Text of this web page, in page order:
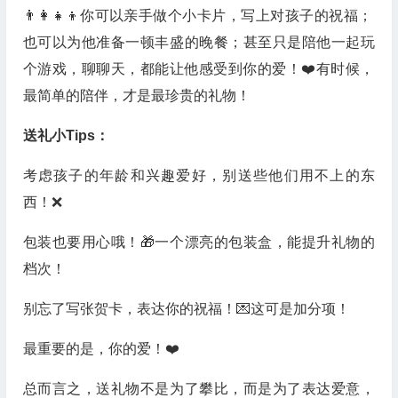
👨‍👩‍👧‍👦你可以亲手做个小卡片，写上对孩子的祝福；
也可以为他准备一顿丰盛的晚餐；甚至只是陪他一起玩
个游戏，聊聊天，都能让他感受到你的爱！❤️有时候，
最简单的陪伴，才是最珍贵的礼物！
送礼小Tips：
考虑孩子的年龄和兴趣爱好，别送些他们用不上的东
西！❌
包装也要用心哦！🎁一个漂亮的包装盒，能提升礼物的
档次！
别忘了写张贺卡，表达你的祝福！💌这可是加分项！
最重要的是，你的爱！❤️
总而言之，送礼物不是为了攀比，而是为了表达爱意，